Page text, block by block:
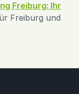
Freiburg: Ihr
Freiburg und